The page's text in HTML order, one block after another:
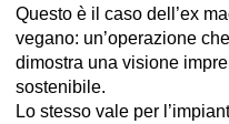
Questo è il caso dell’ex
vegano: un’operazione
dimostra una visione
sostenibile.
Lo stesso vale per